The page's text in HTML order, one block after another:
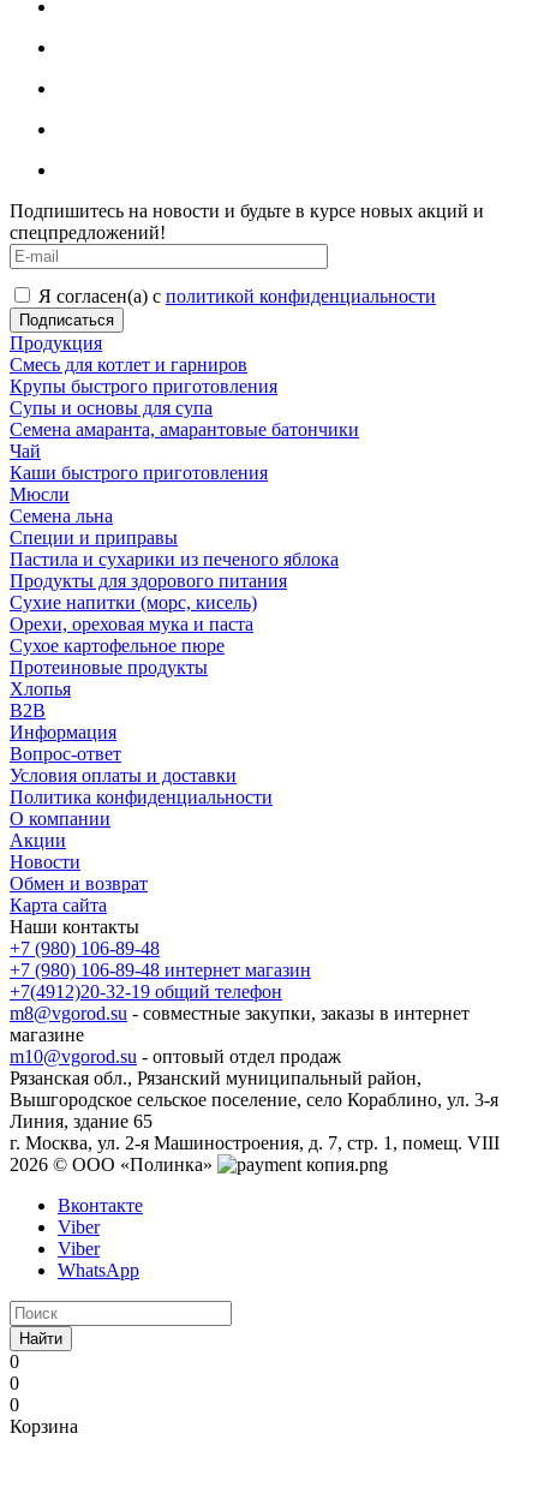
Подпишитесь на новости и будьте в курсе новых акций и
спецпредложений!
Я согласен(а) с политикой конфиденциальности
Продукция
Смесь для котлет и гарниров
Крупы быстрого приготовления
Супы и основы для супа
Семена амаранта, амарантовые батончики
Чай
Каши быстрого приготовления
Мюсли
Семена льна
Специи и приправы
Пастила и сухарики из печеного яблока
Продукты для здорового питания
Сухие напитки (морс, кисель)
Орехи, ореховая мука и паста
Сухое картофельное пюре
Протеиновые продукты
Хлопья
B2B
Информация
Вопрос-ответ
Условия оплаты и доставки
Политика конфиденциальности
О компании
Акции
Новости
Обмен и возврат
Карта сайта
Наши контакты
+7 (980) 106-89-48
+7 (980) 106-89-48 интернет магазин
+7(4912)20-32-19 общий телефон
m8@vgorod.su - совместные закупки, заказы в интернет
магазине
m10@vgorod.su - оптовый отдел продаж
Рязанская обл., Рязанский муниципальный район,
Вышгородское сельское поселение, село Кораблино, ул. 3-я
Линия, здание 65
г. Москва, ул. 2-я Машиностроения, д. 7, стр. 1, помещ. VIII
2026 © ООО «Полинка»
Вконтакте
Viber
Viber
WhatsApp
Найти
0
0
0
Корзина